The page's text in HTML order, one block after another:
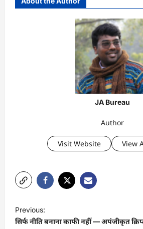
JA Bureau
Author
Visit Website View
o
Previous:
सिर्फ नीति बनाना काफी नहीं — अपंजीकृत